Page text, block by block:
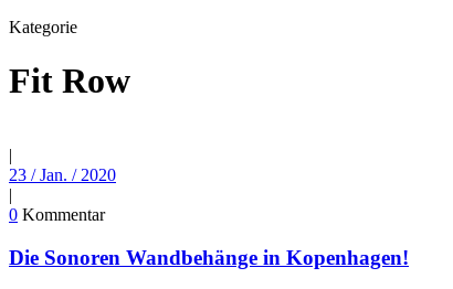
Kategorie
Fit Row
|
23 / Jan. / 2020
|
0 Kommentar
Die Sonoren Wandbehänge in Kopenhagen!